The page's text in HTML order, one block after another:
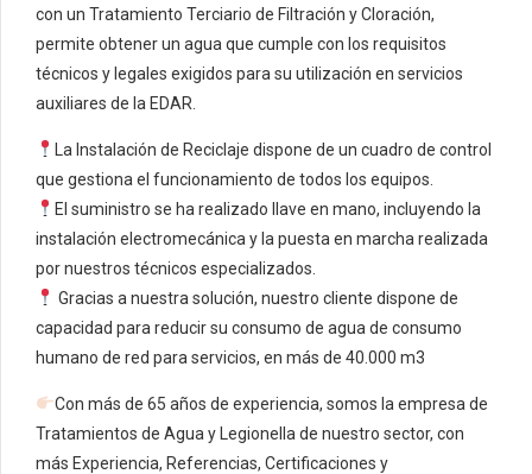
con un Tratamiento Terciario de Filtración y Cloración,
permite obtener un agua que cumple con los requisitos
técnicos y legales exigidos para su utilización en servicios
auxiliares de la EDAR.
La Instalación de Reciclaje dispone de un cuadro de control
que gestiona el funcionamiento de todos los equipos.
El suministro se ha realizado llave en mano, incluyendo la
instalación electromecánica y la puesta en marcha realizada
por nuestros técnicos especializados.
Gracias a nuestra solución, nuestro cliente dispone de
capacidad para reducir su consumo de agua de consumo
humano de red para servicios, en más de 40.000 m3
Con más de 65 años de experiencia, somos la empresa de
Tratamientos de Agua y Legionella de nuestro sector, con
más Experiencia, Referencias, Certificaciones y